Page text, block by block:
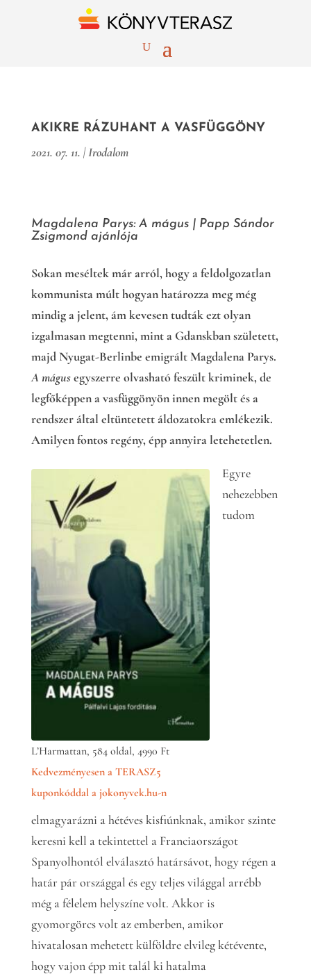
AKIKRE RÁZUHANT A VASFÜGGÖNY
2021. 07. 11. |Irodalom
Magdalena Parys: A mágus | Papp Sándor
Zsigmond ajánlója
Sokan meséltek már arról, hogy a feldolgozatlan
kommunista múlt hogyan határozza meg még
mindig a jelent, ám kevesen tudták ezt olyan
izgalmasan megtenni, mint a Gdanskban született,
majd Nyugat-Berlinbe emigrált Magdalena Parys.
A mágusegyszerre olvasható feszült kriminek, de
legfőképpen a vasfüggönyön innen megölt és a
rendszer által eltüntetett áldozatokra emlékezik.
Amilyen fontos regény, épp annyira letehetetlen.
L’Harmattan, 584 oldal, 4990 Ft
Kedvezményesen a TERASZ5
kuponkóddal a jokonyvek.hu-n
Egyre
nehezebben
tudom
elmagyarázni a hétéves kisfiúnknak, amikor szinte
keresni kell a tekintettel a Franciaországot
Spanyolhontól elválasztó határsávot, hogy régen a
határ pár országgal és egy teljes világgal arrébb
még a félelem helyszíne volt. Akkor is
gyomorgörcs volt az emberben, amikor
hivatalosan mehetett külföldre elvileg kétévente,
hogy vajon épp mit talál ki hatalma